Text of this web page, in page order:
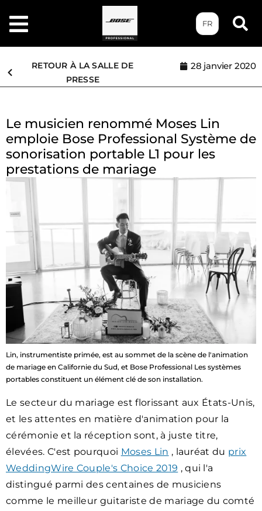
FR
RETOUR À LA SALLE DE
PRESSE
28 janvier 2020
Le musicien renommé Moses Lin
emploie Bose Professional Système de
sonorisation portable L1 pour les
prestations de mariage
Lin, instrumentiste primée, est au sommet de la scène de l'animation
de mariage en Californie du Sud, et Bose Professional Les systèmes
portables constituent un élément clé de son installation.
Le secteur du mariage est florissant aux États-Unis,
et les attentes en matière d'animation pour la
cérémonie et la réception sont, à juste titre,
élevées. C'est pourquoi Moses Lin , lauréat du prix
WeddingWire Couple's Choice 2019 , qui l'a
distingué parmi des centaines de musiciens
comme le meilleur guitariste de mariage du comté